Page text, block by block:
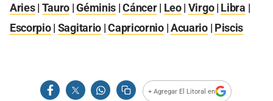
Aries| Tauro |Géminis |Cáncer| Leo| Virgo| Libra |
Escorpio| Sagitario |Capricornio|Acuario| Piscis
+ Agregar El Litoral en